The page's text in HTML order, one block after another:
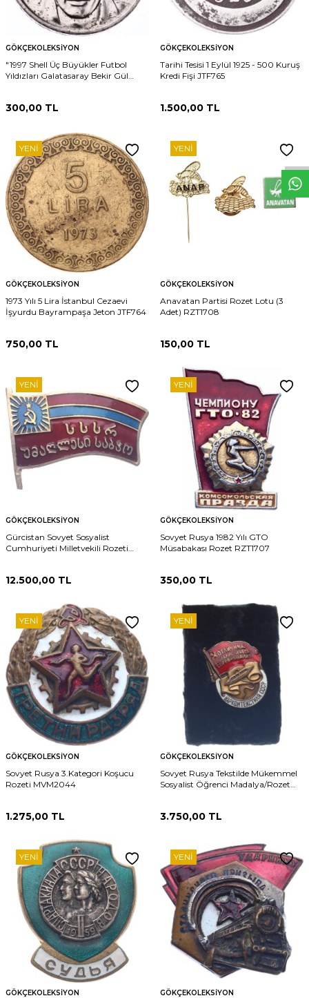
W
h
t
s
p
p
D
e
s
e
H
a
t
t
GÖKÇEKOLEKSIYON
"1997 Shell Üç Büyükler Futbol
Yıldızları Galatasaray Bekir Gül
300,00 TL
GÖKÇEKOLEKSIYON
Tarihi Tesisi 1 Eylül 1925 - 500 Kuruş
Kredi Fişi JTF765
1.500,00 TL
YENI
GÖKÇEKOLEKSIYON
1973 Yılı 5 Lira İstanbul Cezaevi
İşyurdu Bayrampaşa Jeton JTF764
750,00 TL
YENI
GÖKÇEKOLEKSIYON
Anavatan Partisi Rozet Lotu (3
Adet) RZT1708
150,00 TL
YENI
GÖKÇEKOLEKSIYON
Gürcistan Sovyet Sosyalist
Cumhuriyeti Milletvekili Rozeti
12.500,00 TL
YENI
GÖKÇEKOLEKSIYON
Sovyet Rusya 1982 Yılı GTO
Müsabakası Rozet RZT1707
350,00 TL
YENI
GÖKÇEKOLEKSIYON
Sovyet Rusya 3.Kategori Koşucu
Rozeti MVM2044
1.275,00 TL
YENI
GÖKÇEKOLEKSIYON
Sovyet Rusya Tekstilde Mükemmel
Sosyalist Öğrenci Madalya/Rozet
3.750,00 TL
YENI
GÖKÇEKOLEKSIYON
YENI
GÖKÇEKOLEKSIYON